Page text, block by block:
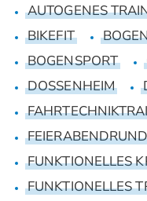
AUTOGENES
BIKEFIT
BOGENSPORT
DOSSENHEIM
FUNKTIONELLES
FUNKTIONELLES